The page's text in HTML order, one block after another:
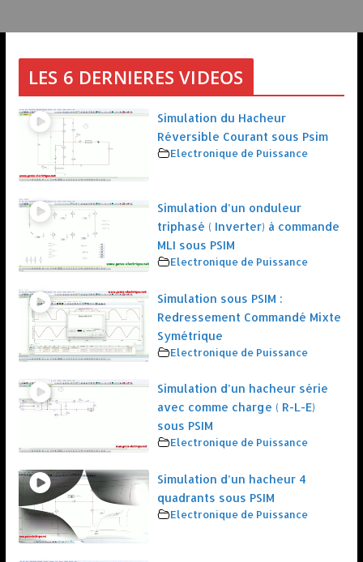
LES 6 DERNIERES VIDEOS
Simulation du Hacheur
Réversible Courant sous Psim
Electronique de Puissance
Simulation d’un onduleur
triphasé ( Inverter) à commande
MLI sous PSIM
Electronique de Puissance
Simulation sous PSIM :
Redressement Commandé Mixte
Symétrique
Electronique de Puissance
Simulation d’un hacheur série
avec comme charge ( R-L-E)
sous PSIM
Electronique de Puissance
Simulation d’un hacheur 4
quadrants sous PSIM
Electronique de Puissance